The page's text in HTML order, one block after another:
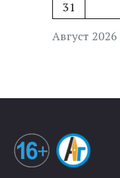
Август 2026
31